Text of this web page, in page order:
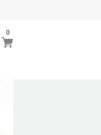
Mein Warenkorb
00
items